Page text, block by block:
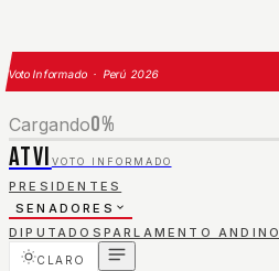
Voto Informado · Perú 2026
Cargando0%
ATVI VOTO INFORMADO
PRESIDENTES
SENADORES
DIPUTADOS PARLAMENTO ANDINO
CLARO